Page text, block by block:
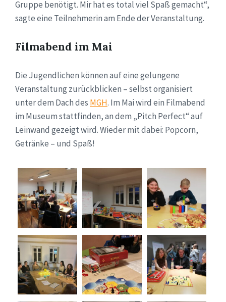
Gruppe benötigt. Mir hat es total viel Spaß gemacht“,
sagte eine Teilnehmerin am Ende der Veranstaltung.
Filmabend im Mai
Die Jugendlichen können auf eine gelungene
Veranstaltung zurückblicken – selbst organisiert
unter dem Dach des MGH. Im Mai wird ein Filmabend
im Museum stattfinden, an dem „Pitch Perfect“ auf
Leinwand gezeigt wird. Wieder mit dabei: Popcorn,
Getränke – und Spaß!